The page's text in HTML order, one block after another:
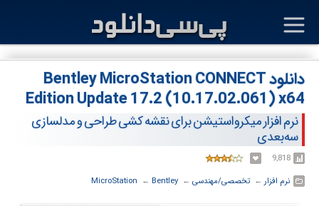
دانلود Bentley MicroStation CONNECT
Edition Update 17.2 (10.17.02.061) x64
نرم افزار میکرواستیشن برای نقشه کشی طراحی و مدلسازی
سه‌بعدی
9,818
نرم افزار ← ‏تخصصی/مهندسی ← ‏
Bentley
← ‏
MicroStation